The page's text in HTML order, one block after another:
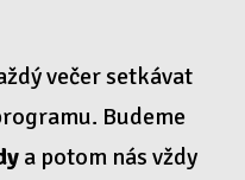
večer setkávat
Budeme
a potom nás vždy